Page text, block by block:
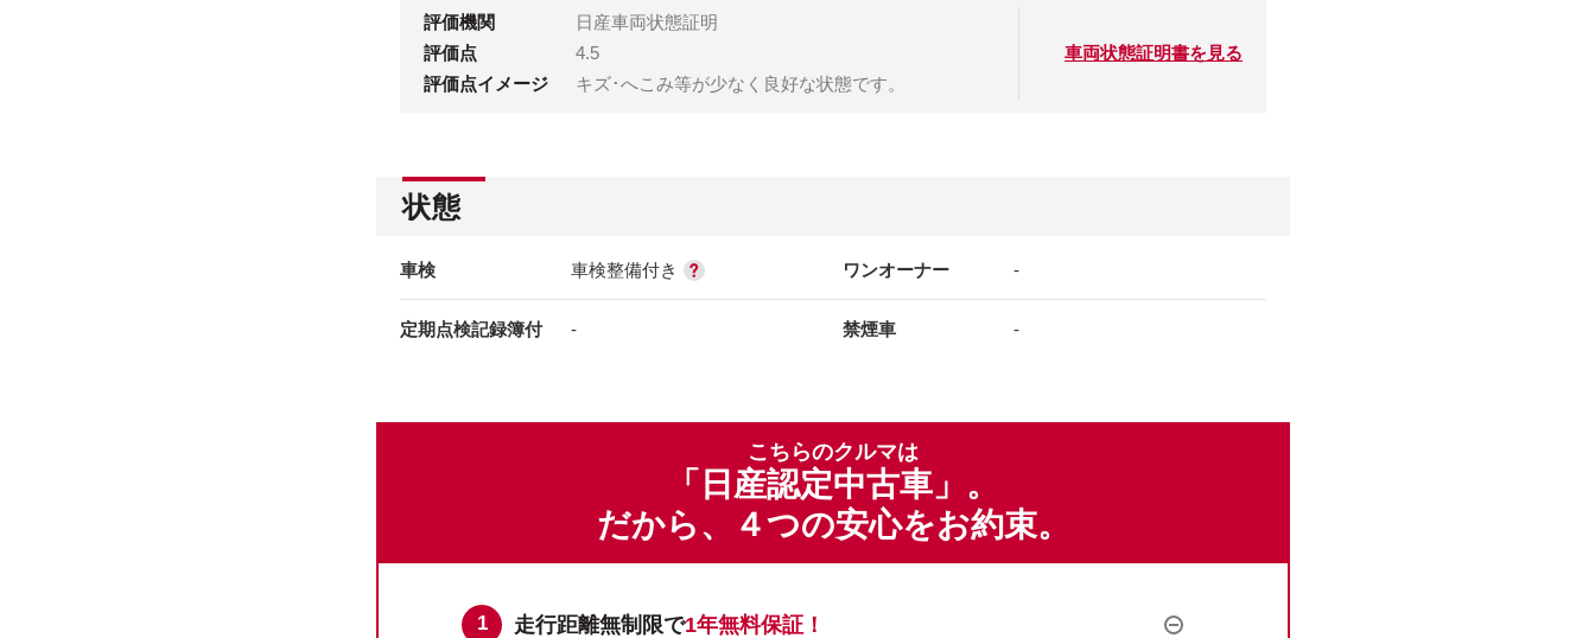
評価機関
日産車両状態証明
評価点
4.5
評価点イメージ
キズ･へこみ等が少なく良好な状態です。
車両状態証明書を見る
状態
車検 車検整備付き ワンオーナー -
定期点検記録簿付 - 禁煙車 -
こちらのクルマは
「日産認定中古車」。
だから、４つの安心をお約束。
走行距離無制限で1年無料保証！